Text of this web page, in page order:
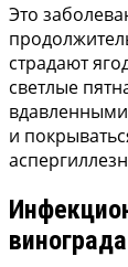
Это
страдают
светлые
и
винограда